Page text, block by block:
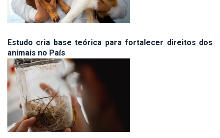
Estudo cria base teórica para fortalecer direitos dos
animais no País